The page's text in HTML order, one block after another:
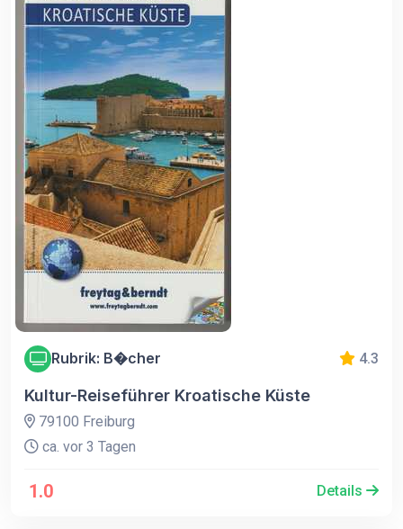
Rubrik: B�cher 4.3
Kultur-Reiseführer Kroatische Küste
79100 Freiburg
ca. vor 3 Tagen
1.0 Details